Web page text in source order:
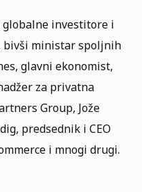
globalne investitore i
bivši ministar spoljnih
glavni ekonomist,
za privatna
Group, Jože
predsednik i CEO
i mnogi drugi.